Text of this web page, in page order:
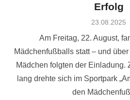
Erfolg
Posted
23.08.2025
Am Freitag, 22. August,
Mädchenfußballs statt – und
Mädchen folgten der Einladung.
lang drehte sich im Sportpark
den